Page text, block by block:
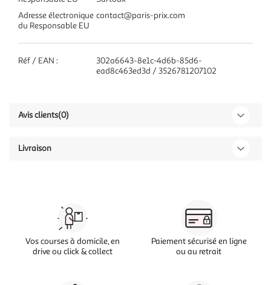
Adresse électronique
du Responsable EU
contact@paris-prix.com
Réf / EAN :
302a6643-8e1c-4d6b-85d6-
ead8c463ed3d / 3526781207102
Avis clients(0)
Livraison
Vos courses à domicile, en
drive ou click & collect
Paiement sécurisé en ligne
ou au retrait